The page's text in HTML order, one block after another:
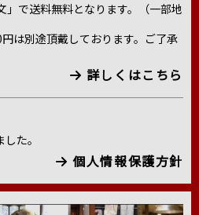
」で送料無料となります。（一部地
は別途頂戴しております。ご了承
詳しくはこちら
た。
個人情報保護方針